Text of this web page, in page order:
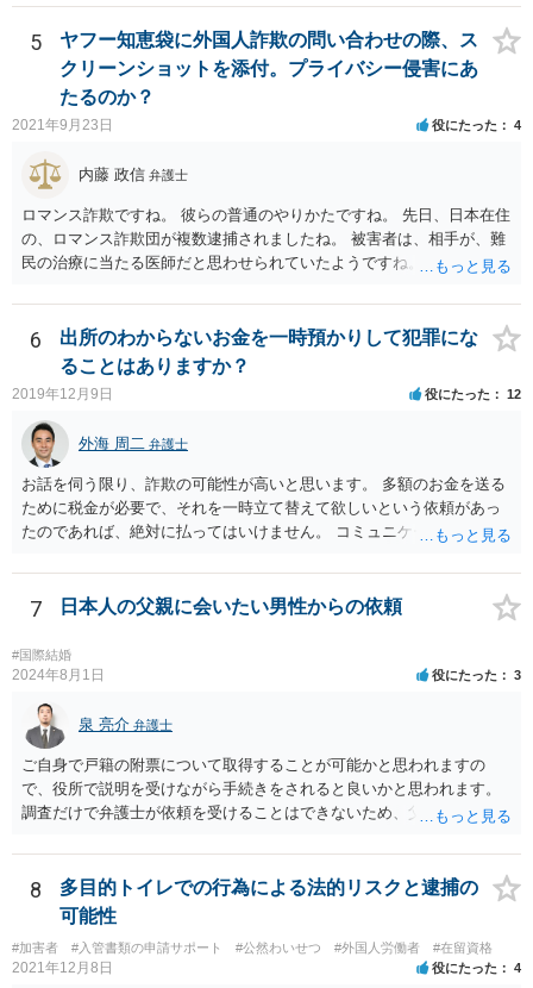
できません。余計な心配でしょう。
5
ヤフー知恵袋に外国人詐欺の問い合わせの際、ス
クリーンショットを添付。プライバシー侵害にあ
たるのか？
2021年9月23日 役にたった 4
内藤 政信 弁護士
ロマンス詐欺ですね。 彼らの普通のやりかたですね。 先日、日本在住
の、ロマンス詐欺団が複数逮捕されましたね。 被害者は、相手が、難
民の治療に当たる医師だと思わせられていたようですね。
6
出所のわからないお金を一時預かりして犯罪にな
ることはありますか？
2019年12月9日 役にたった 12
外海 周二 弁護士
お話を伺う限り、詐欺の可能性が高いと思います。 多額のお金を送る
ために税金が必要で、それを一時立て替えて欲しいという依頼があっ
たのであれば、絶対に払ってはいけません。 コミュニケーションサイ
ん。 預かって欲しいお金を送るなどというのは虚言であり、単にあな
たから金銭を詐取しようとしている可能性が高いです。 間に合えばよ
7 日本人の父親に会いたい男性からの依頼
#国際結婚
2024年8月1日 役にたった 3
泉 亮介 弁護士
ご自身で戸籍の附票について取得することが可能かと思われますの
で、役所で説明を受けながら手続きをされると良いかと思われます。
調査だけで弁護士が依頼を受けることはできないため、父親に対して
ょう。
8
多目的トイレでの行為による法的リスクと逮捕の
可能性
#加害者 #入管書類の申請サポート #公然わいせつ #外国人労働者 #在留資格
2021年12月8日 役にたった 4